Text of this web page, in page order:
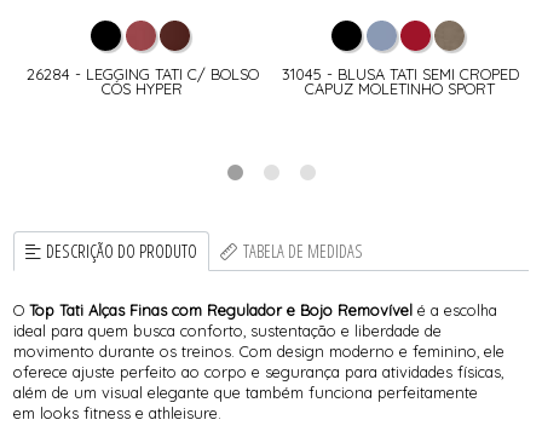
26284 - LEGGING TATI C/ BOLSO
CÓS HYPER
31045 - BLUSA TATI SEMI CROPED
CAPUZ MOLETINHO SPORT
DESCRIÇÃO DO PRODUTO TABELA DE MEDIDAS
O Top Tati Alças Finas com Regulador e Bojo Removívelé a escolha
ideal para quem busca conforto, sustentação e liberdade de
movimento durante os treinos. Com design moderno e feminino, ele
oferece ajuste perfeito ao corpo e segurança para atividades físicas,
além de um visual elegante que também funciona perfeitamente
em looks fitness e athleisure.